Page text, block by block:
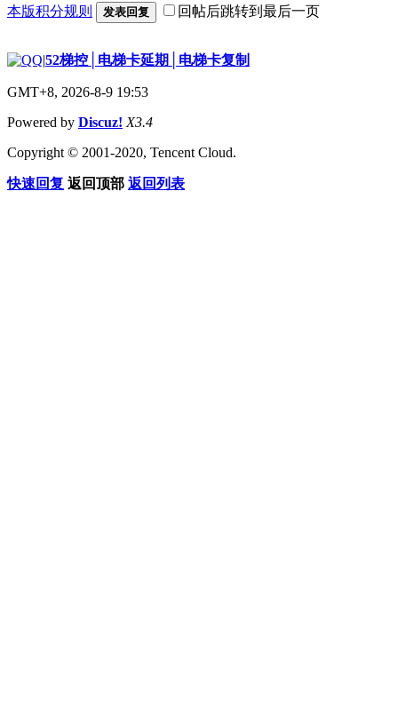
本版积分规则 发表回复 回帖后跳转到最后一页
|52梯控│电梯卡延期│电梯卡复制
GMT+8, 2026-8-9 19:53
Powered by Discuz! X3.4
Copyright © 2001-2020, Tencent Cloud.
快速回复 返回顶部 返回列表